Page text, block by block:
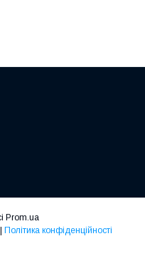
Prom.ua
Політика конфіденційності